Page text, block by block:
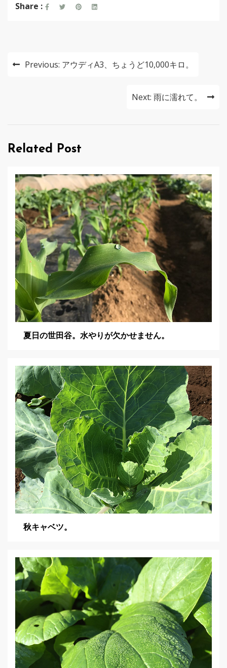
Share :
投
ー
ョ
ン
Previous: アウディA3、ちょうど10,000キロ。
Next: 雨に濡れて。
Related Post
夏日の世田谷。水やりが欠かせません。
秋キャベツ。